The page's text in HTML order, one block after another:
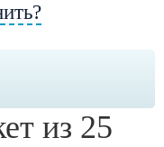
из 25